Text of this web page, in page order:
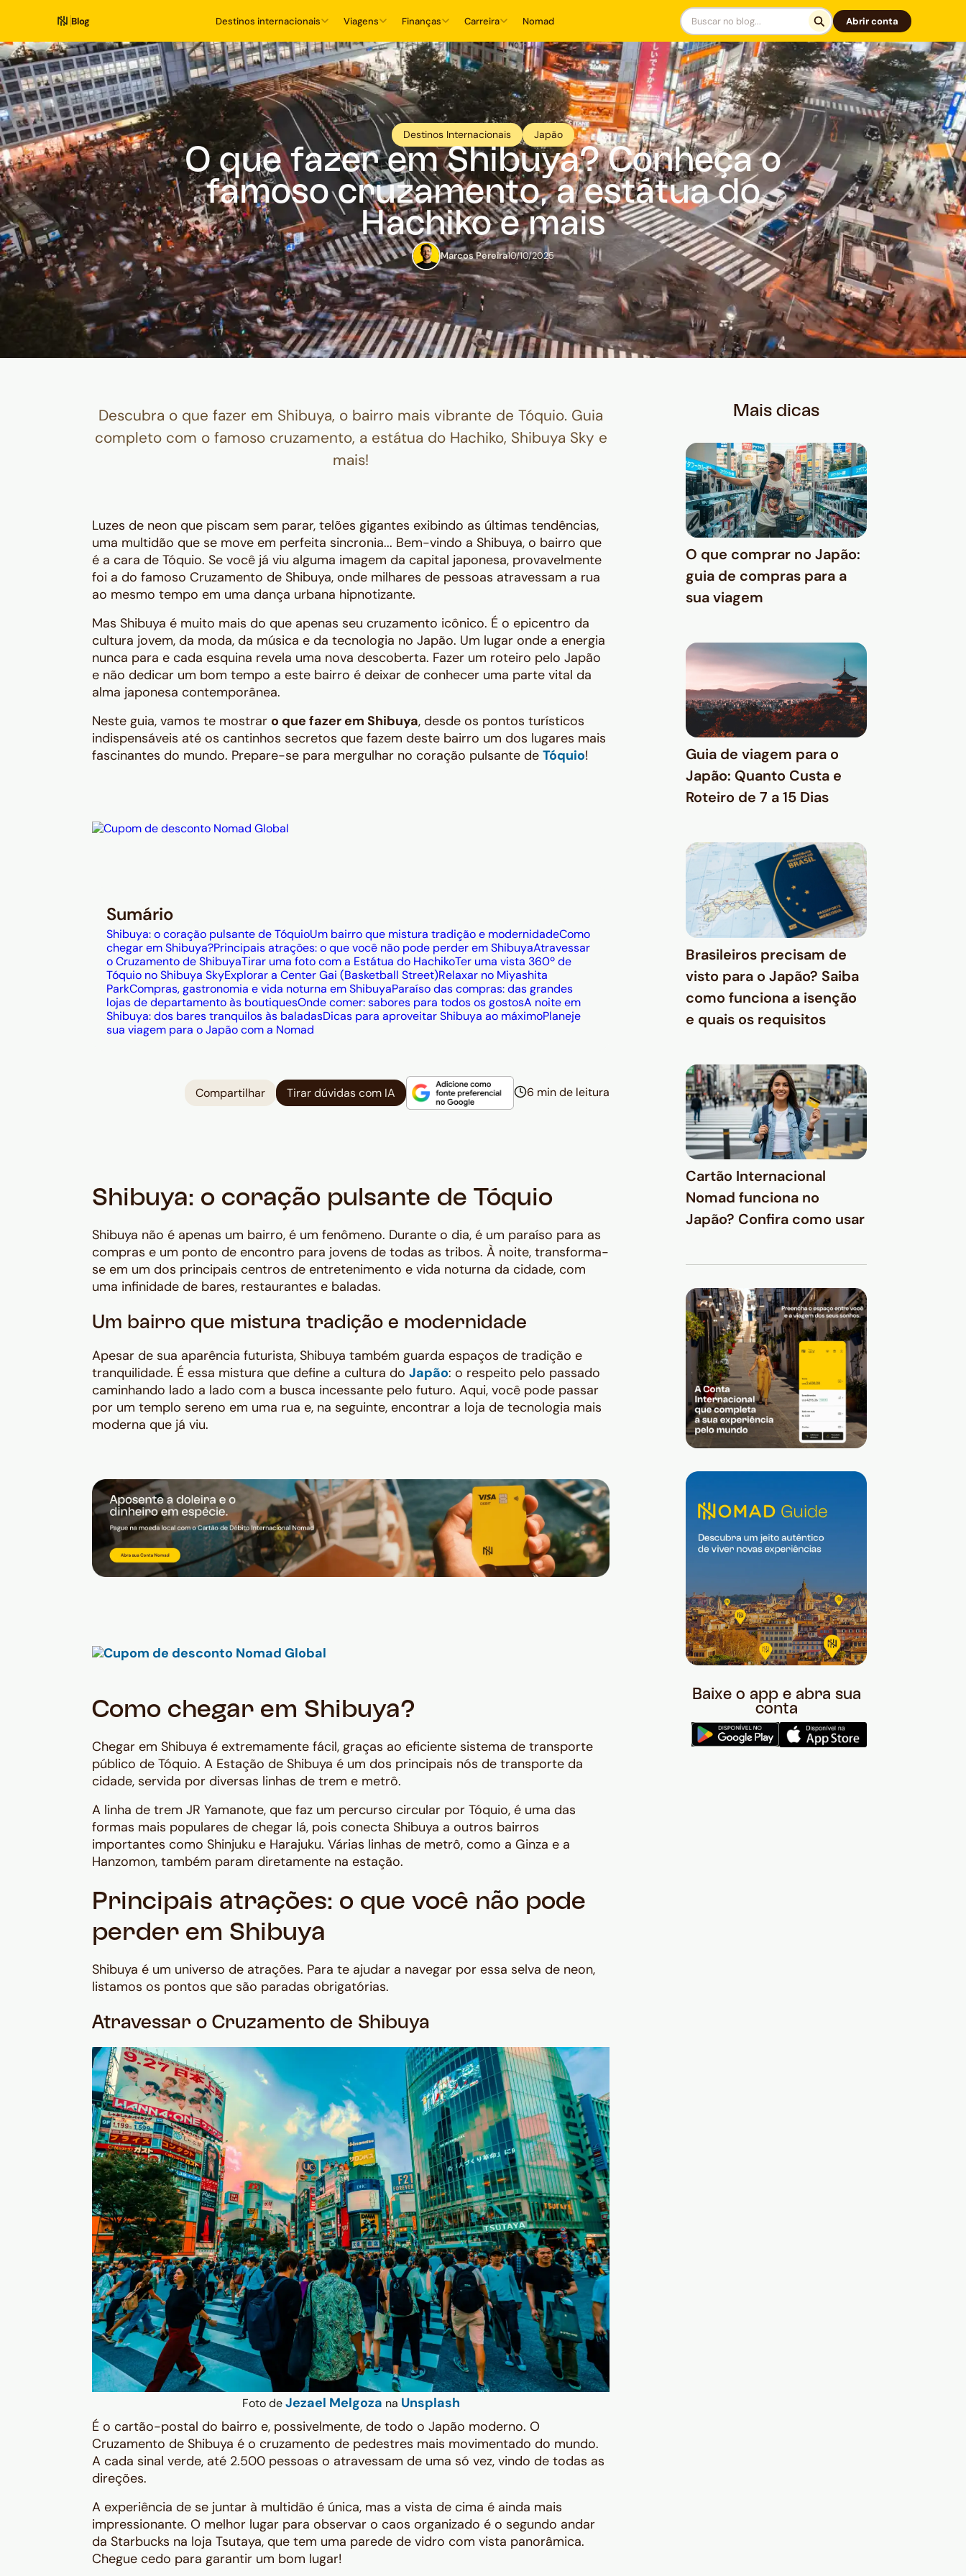
Blog Destinos internacionais Viagens Finanças Carreira Nomad Abrir conta
Destinos Internacionais Japão
O que fazer em Shibuya? Conheça o
famoso cruzamento, a estátua do
Hachiko e mais
Marcos Pereira10/10/2025
Descubra o que fazer em Shibuya, o bairro mais vibrante de Tóquio. Guia
completo com o famoso cruzamento, a estátua do Hachiko, Shibuya Sky e
mais!
Luzes de neon que piscam sem parar, telões gigantes exibindo as últimas tendências,
uma multidão que se move em perfeita sincronia... Bem-vindo a Shibuya, o bairro que
é a cara de Tóquio. Se você já viu alguma imagem da capital japonesa, provavelmente
foi a do famoso Cruzamento de Shibuya, onde milhares de pessoas atravessam a rua
ao mesmo tempo em uma dança urbana hipnotizante.
Mas Shibuya é muito mais do que apenas seu cruzamento icônico. É o epicentro da
cultura jovem, da moda, da música e da tecnologia no Japão. Um lugar onde a energia
nunca para e cada esquina revela uma nova descoberta. Fazer um roteiro pelo Japão
e não dedicar um bom tempo a este bairro é deixar de conhecer uma parte vital da
alma japonesa contemporânea.
Neste guia, vamos te mostrar o que fazer em Shibuya, desde os pontos turísticos
indispensáveis até os cantinhos secretos que fazem deste bairro um dos lugares mais
fascinantes do mundo. Prepare-se para mergulhar no coração pulsante de Tóquio!
Sumário
Shibuya: o coração pulsante de TóquioUm bairro que mistura tradição e modernidadeComo
chegar em Shibuya?Principais atrações: o que você não pode perder em ShibuyaAtravessar
o Cruzamento de ShibuyaTirar uma foto com a Estátua do HachikoTer uma vista 360º de
Tóquio no Shibuya SkyExplorar a Center Gai (Basketball Street)Relaxar no Miyashita
ParkCompras, gastronomia e vida noturna em ShibuyaParaíso das compras: das grandes
lojas de departamento às boutiquesOnde comer: sabores para todos os gostosA noite em
Shibuya: dos bares tranquilos às baladasDicas para aproveitar Shibuya ao máximoPlaneje
sua viagem para o Japão com a Nomad
Compartilhar Tirar dúvidas com IA 6 min de leitura
Shibuya: o coração pulsante de Tóquio
Shibuya não é apenas um bairro, é um fenômeno. Durante o dia, é um paraíso para as
compras e um ponto de encontro para jovens de todas as tribos. À noite, transforma-
se em um dos principais centros de entretenimento e vida noturna da cidade, com
uma infinidade de bares, restaurantes e baladas.
Um bairro que mistura tradição e modernidade
Apesar de sua aparência futurista, Shibuya também guarda espaços de tradição e
tranquilidade. É essa mistura que define a cultura do Japão: o respeito pelo passado
caminhando lado a lado com a busca incessante pelo futuro. Aqui, você pode passar
por um templo sereno em uma rua e, na seguinte, encontrar a loja de tecnologia mais
moderna que já viu.
Como chegar em Shibuya?
Chegar em Shibuya é extremamente fácil, graças ao eficiente sistema de transporte
público de Tóquio. A Estação de Shibuya é um dos principais nós de transporte da
cidade, servida por diversas linhas de trem e metrô.
A linha de trem JR Yamanote, que faz um percurso circular por Tóquio, é uma das
formas mais populares de chegar lá, pois conecta Shibuya a outros bairros
importantes como Shinjuku e Harajuku. Várias linhas de metrô, como a Ginza e a
Hanzomon, também param diretamente na estação.
Principais atrações: o que você não pode
perder em Shibuya
Shibuya é um universo de atrações. Para te ajudar a navegar por essa selva de neon,
listamos os pontos que são paradas obrigatórias.
Atravessar o Cruzamento de Shibuya
Foto deJezael Melgoza na Unsplash
É o cartão-postal do bairro e, possivelmente, de todo o Japão moderno. O
Cruzamento de Shibuya é o cruzamento de pedestres mais movimentado do mundo.
A cada sinal verde, até 2.500 pessoas o atravessam de uma só vez, vindo de todas as
direções.
A experiência de se juntar à multidão é única, mas a vista de cima é ainda mais
impressionante. O melhor lugar para observar o caos organizado é o segundo andar
da Starbucks na loja Tsutaya, que tem uma parede de vidro com vista panorâmica.
Chegue cedo para garantir um bom lugar!
Mais dicas
O que comprar no Japão:
guia de compras para a
sua viagem
Guia de viagem para o
Japão: Quanto Custa e
Roteiro de 7 a 15 Dias
Brasileiros precisam de
visto para o Japão? Saiba
como funciona a isenção
e quais os requisitos
Cartão Internacional
Nomad funciona no
Japão? Confira como usar
Baixe o app e abra sua
conta